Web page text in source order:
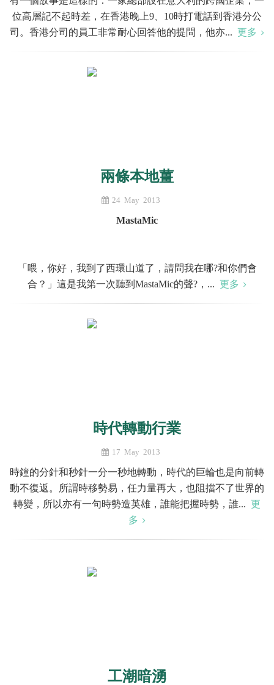
位高層記不起時差，在香港晚上9、10時打電話到香港分公
司。香港分司的員工非常耐心回答他的提問，他亦... 更多
兩條本地薑
24 May 2013
MastaMic
「喂，你好，我到了西環山道了，請問我在哪?和你們會
合？」這是我第一次聽到MastaMic的聲?，... 更多
時代轉動行業
17 May 2013
時鐘的分針和秒針一分一秒地轉動，時代的巨輪也是向前轉
動不復返。所謂時移勢易，任力量再大，也阻擋不了世界的
轉變，所以亦有一句時勢造英雄，誰能把握時勢，誰... 更
多
工潮暗湧